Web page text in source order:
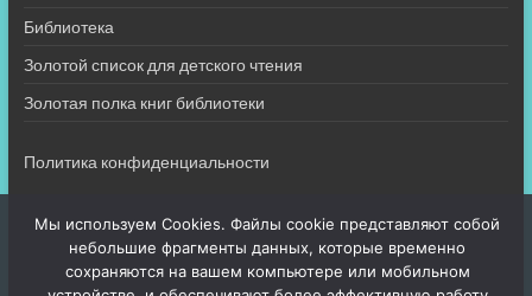
Библиотека
Золотой список для детского чтения
Золотая полка книг библиотеки
Политика конфиденциальности
Мы используем Cookies. Файлы cookie представляют собой
небольшие фрагменты данных, которые временно
сохраняются на вашем компьютере или мобильном